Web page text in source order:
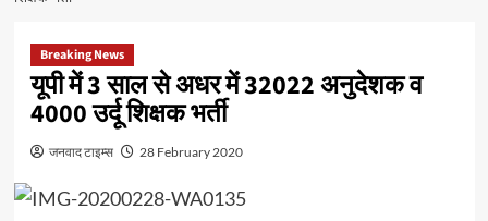
Breaking News
यूपी में 3 साल से अधर में 32022 अनुदेशक व
4000 उर्दू शिक्षक भर्ती
जनवाद टाइम्स 28 February 2020